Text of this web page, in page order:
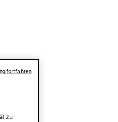
zu
fortfahren